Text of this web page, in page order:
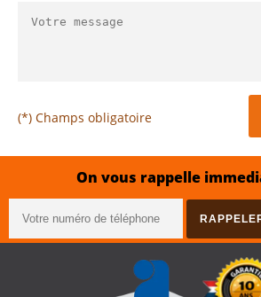
(*) Champs obligatoire
On vous rappelle